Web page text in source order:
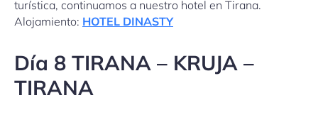
turística, continuamos a nuestro hotel en Tirana.
Alojamiento: HOTEL DINASTY
Día 8 TIRANA – KRUJA –
TIRANA